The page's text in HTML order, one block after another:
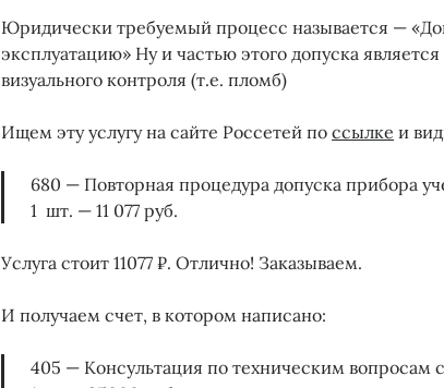
Юридически требуемый процесс называется —
эксплуатацию» Ну и частью этого допуска является
визуального контроля (т.е. пломб)
Ищем эту услугу на сайте Россетей поссылке и
680 — Повторная процедура допуска прибора
1 шт. — 11 077 руб.
Услуга стоит 11077 ₽. Отлично! Заказываем.
И получаем счет, в котором написано:
405 — Консультация по техническим вопросам